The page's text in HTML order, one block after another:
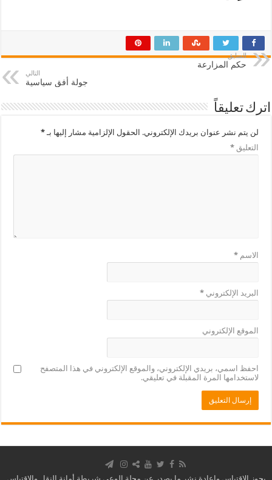
السابق
حكم المزارعة
التالي
جولة أفق سياسية
اترك تعليقاً
لن يتم نشر عنوان بريدك الإلكتروني. الحقول الإلزامية مشار إليها بـ*
التعليق*
الاسم*
البريد الإلكتروني*
الموقع الإلكتروني
احفظ اسمي، بريدي الإلكتروني، والموقع الإلكتروني في هذا المتصفح
لاستخدامها المرة المقبلة في تعليقي.